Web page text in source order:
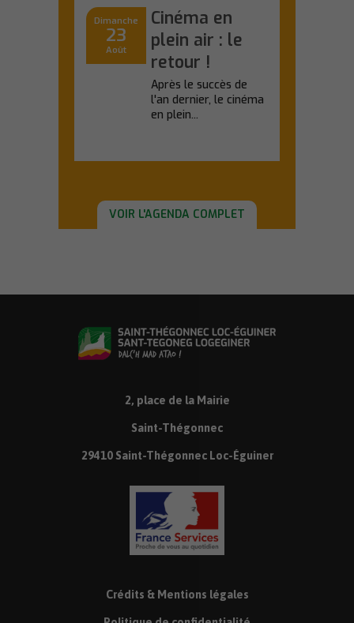
Dimanche
23
Août
Cinéma en
plein air : le
retour !
Après le succès de
l'an dernier, le cinéma
en plein...
VOIR L'AGENDA COMPLET
2, place de la Mairie
Saint-Thégonnec
29410 Saint-Thégonnec Loc-Éguiner
Crédits & Mentions légales